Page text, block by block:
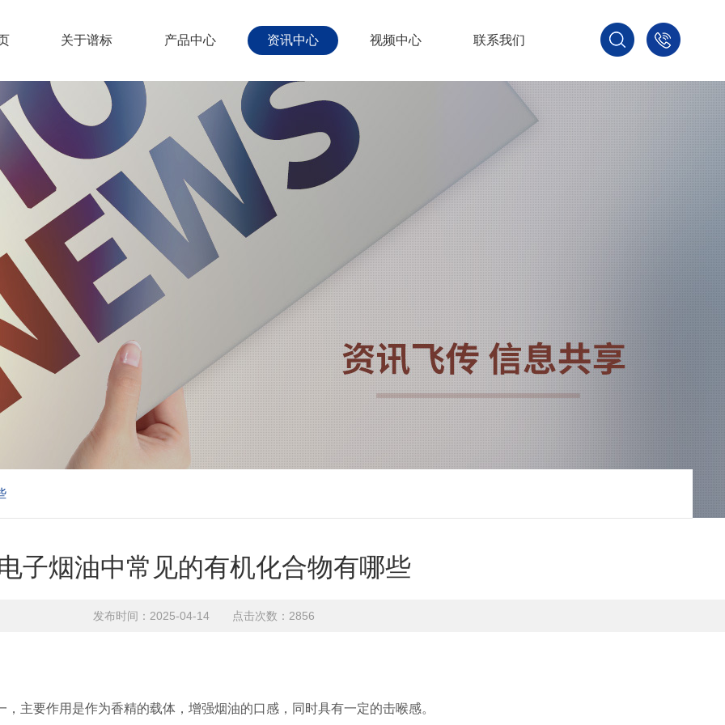
3875
关于谱标 产品中心 资讯中心 视频中心 联系我们
子烟油中常见的有机化合物有哪些
发布时间：2025-04-14 点击次数：2856
主要作用是作为香精的载体，增强烟油的口感，同时具有一定的击喉感。